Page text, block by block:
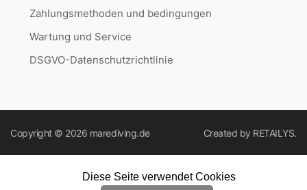
Zahlungsmethoden und bedingungen
Wartung und Service
DSGVO-Datenschutzrichtlinie
Copyright © 2026 marediving.de Created by RETAILYS.
Diese Seite verwendet Cookies